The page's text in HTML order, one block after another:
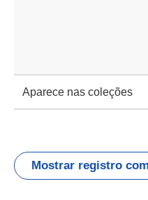
Aparece nas coleções
Mostrar registro